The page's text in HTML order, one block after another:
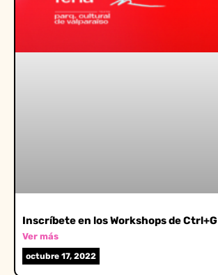
Inscríbete en los Workshops de Ctrl+G
Ver más
octubre 17, 2022